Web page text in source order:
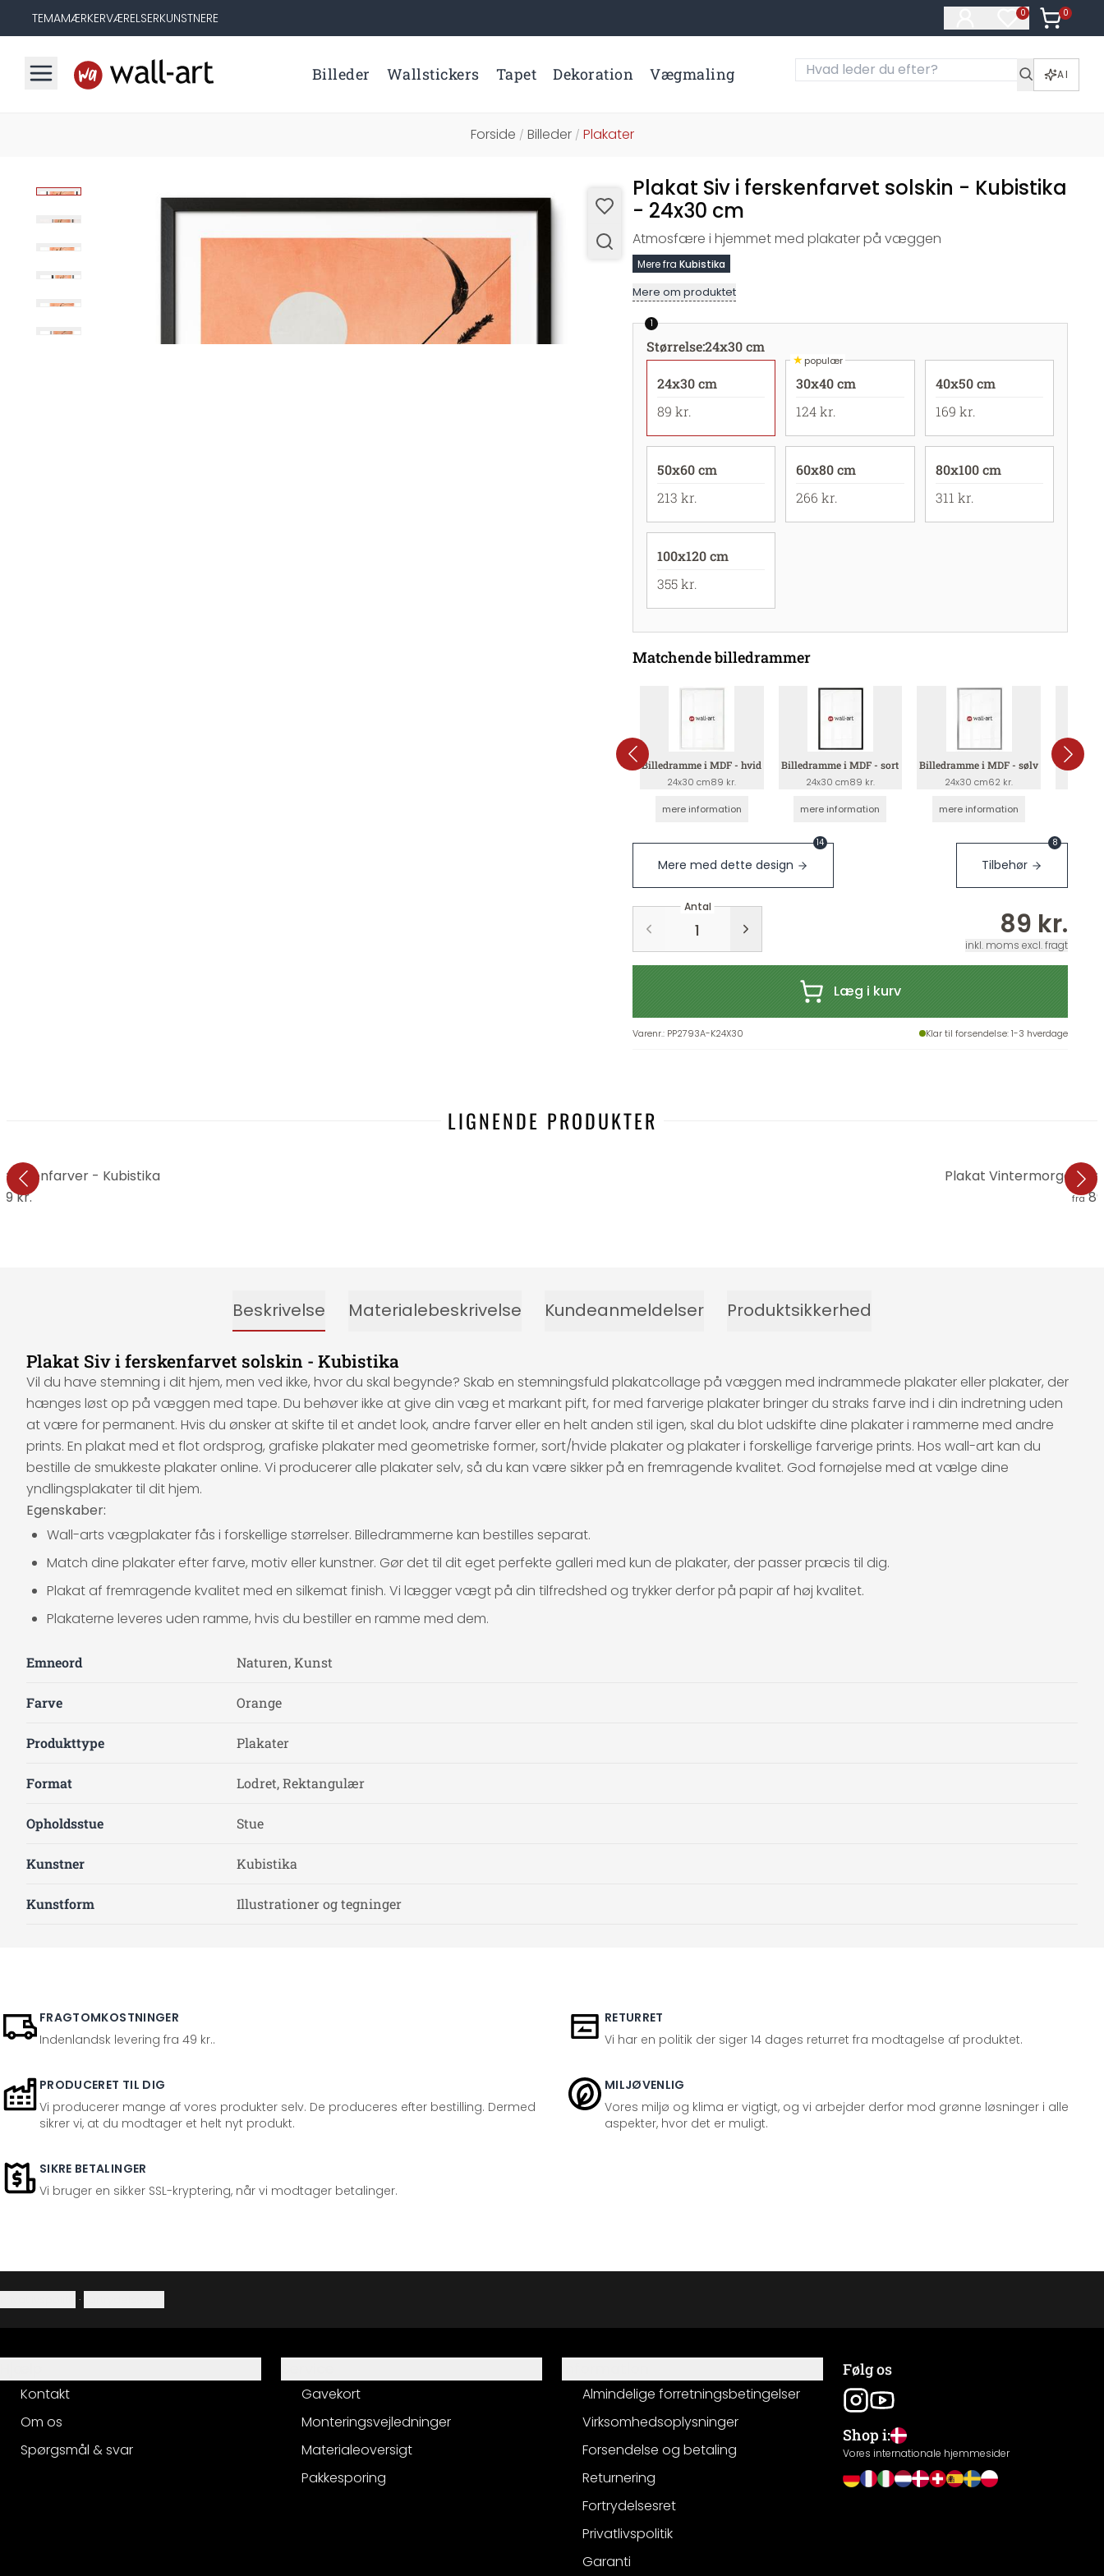
TEMAMÆRKERVÆRELSERKUNSTNERE 0
Varer på
0
Varer i
Billeder Wallstickers Tapet Dekoration Vægmaling AI
Forside / Billeder/ Plakater
Plakat Siv i ferskenfarvet solskin - Kubistika
- 24x30 cm
Atmosfære i hjemmet med plakater på væggen
Mere fra Kubistika
Mere om produktet
1
Størrelse:24x30 cm
24x30 cm
89 kr.
★populær
30x40 cm
124 kr.
40x50 cm
169 kr.
50x60 cm
213 kr.
60x80 cm
266 kr.
80x100 cm
311 kr.
100x120 cm
355 kr.
Matchende billedrammer
Billedramme i MDF - hvid
24x30 cm89 kr.
mere information
Billedramme i MDF - sort
24x30 cm89 kr.
mere information
Billedramme i MDF - sølv
24x30 cm62 kr.
mere information
Mere med dette design
14
Tilbehør
8
Antal
89 kr.
inkl. moms excl. fragt
Læg i kurv
Varenr.: PP2793A-K24X30 Klar til forsendelse: 1-3 hverdage
LIGNENDE PRODUKTER
- Kubistika
kr.
Plakat Vintermorgen i
fra
Beskrivelse Materialebeskrivelse Kundeanmeldelser Produktsikkerhed
Plakat Siv i ferskenfarvet solskin - Kubistika
Vil du have stemning i dit hjem, men ved ikke, hvor du skal begynde? Skab en stemningsfuld plakatcollage på væggen med indrammede plakater eller plakater, der
hænges løst op på væggen med tape. Du behøver ikke at give din væg et markant pift, for med farverige plakater bringer du straks farve ind i din indretning uden
at være for permanent. Hvis du ønsker at skifte til et andet look, andre farver eller en helt anden stil igen, skal du blot udskifte dine plakater i rammerne med andre
prints. En plakat med et flot ordsprog, grafiske plakater med geometriske former, sort/hvide plakater og plakater i forskellige farverige prints. Hos wall-art kan du
bestille de smukkeste plakater online. Vi producerer alle plakater selv, så du kan være sikker på en fremragende kvalitet. God fornøjelse med at vælge dine
yndlingsplakater til dit hjem.
Egenskaber:
Wall-arts vægplakater fås i forskellige størrelser. Billedrammerne kan bestilles separat.
Match dine plakater efter farve, motiv eller kunstner. Gør det til dit eget perfekte galleri med kun de plakater, der passer præcis til dig.
Plakat af fremragende kvalitet med en silkemat finish. Vi lægger vægt på din tilfredshed og trykker derfor på papir af høj kvalitet.
Plakaterne leveres uden ramme, hvis du bestiller en ramme med dem.
Emneord Naturen, Kunst
Farve Orange
Produkttype Plakater
Format Lodret, Rektangulær
Opholdsstue Stue
Kunstner Kubistika
Kunstform Illustrationer og tegninger
FRAGTOMKOSTNINGER
Indenlandsk levering fra 49 kr..
RETURRET
Vi har en politik der siger 14 dages returret fra modtagelse af produktet.
PRODUCERET TIL DIG
Vi producerer mange af vores produkter selv. De produceres efter bestilling. Dermed
sikrer vi, at du modtager et helt nyt produkt.
MILJØVENLIG
Vores miljø og klima er vigtigt, og vi arbejder derfor mod grønne løsninger i alle
aspekter, hvor det er muligt.
SIKRE BETALINGER
Vi bruger en sikker SSL-kryptering, når vi modtager betalinger.
·
Kontakt
Om os
Spørgsmål & svar
Gavekort
Monteringsvejledninger
Materialeoversigt
Pakkesporing
Almindelige forretningsbetingelser
Virksomhedsoplysninger
Forsendelse og betaling
Returnering
Fortrydelsesret
Privatlivspolitik
Garanti
Følg os
Shop i:
Vores internationale hjemmesider